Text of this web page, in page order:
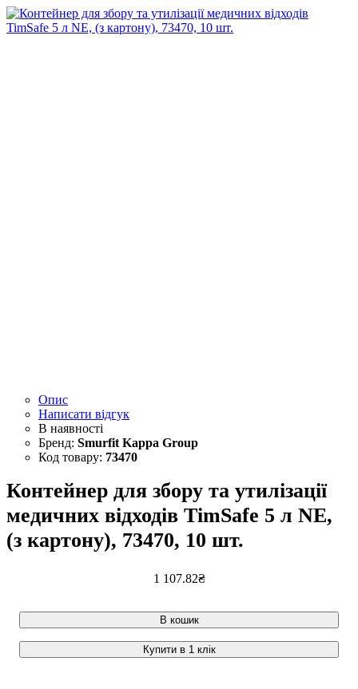
Опис
Написати відгук
Smurfit Kappa Group
73470
Контейнер для збору та утилізації
медичних відходів TimSafe 5 л NE,
(з картону), 73470, 10 шт.
1 107.82₴
В кошик
Купити в 1 клік